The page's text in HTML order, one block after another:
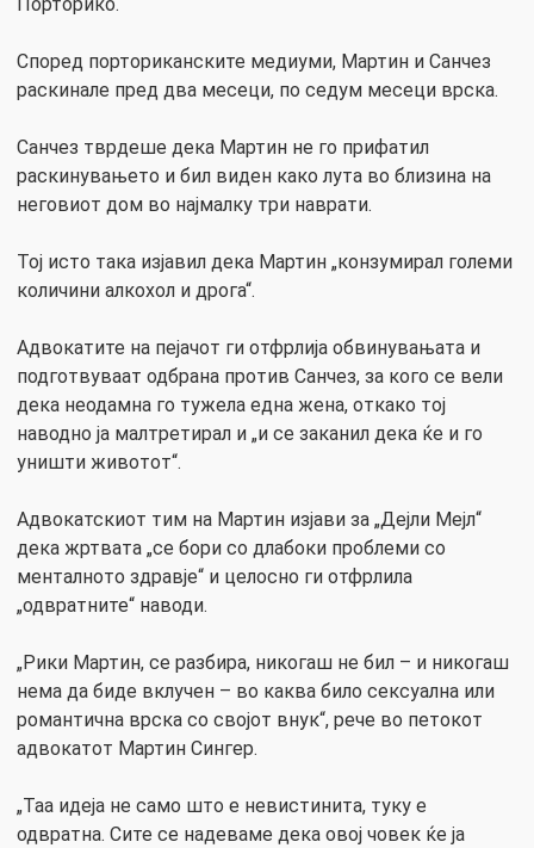
Според порториканските медиуми, Мартин и Санчез
раскинале пред два месеци, по седум месеци врска.
Санчез тврдеше дека Мартин не го прифатил
раскинувањето и бил виден како лута во близина на
неговиот дом во најмалку три наврати.
Тој исто така изјавил дека Мартин „конзумирал големи
количини алкохол и дрога“.
Адвокатите на пејачот ги отфрлија обвинувањата и
подготвуваат одбрана против Санчез, за ​​кого се вели
дека неодамна го тужела една жена, откако тој
наводно ја малтретирал и „и се заканил дека ќе и го
уништи животот“.
Адвокатскиот тим на Мартин изјави за „Дејли Мејл“
дека жртвата „се бори со длабоки проблеми со
менталното здравје“ и целосно ги отфрлила
„одвратните“ наводи.
„Рики Мартин, се разбира, никогаш не бил – и никогаш
нема да биде вклучен – во каква било сексуална или
романтична врска со својот внук“, рече во петокот
адвокатот Мартин Сингер.
„Таа идеја не само што е невистинита, туку е
одвратна. Сите се надеваме дека овој човек ќе ја